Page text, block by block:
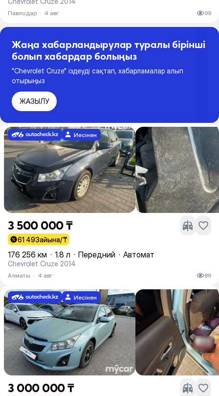
Павлодар · 4 авг 99
Жаңа хабарландырулар туралы бірінші
болып хабардар болыңыз
"Chevrolet Cruze" іздеуді сақтап, хабарламалар алып
отырыңыз
ЖАЗЫЛУ
Иесінен
3 500 000 ₸
61 493айына/₸
176 256 км · 1.8 л · Передний · Автомат
Chevrolet Cruze 2014
Алматы · 4 авг 88
Иесінен
3 000 000 ₸